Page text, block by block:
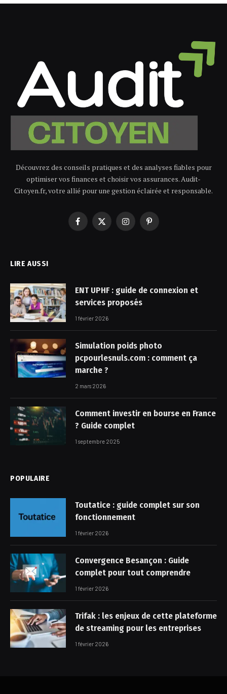
Découvrez des conseils pratiques et des analyses fiables pour
optimiser vos finances et choisir vos assurances. Audit-
Citoyen.fr, votre allié pour une gestion éclairée et responsable.
Facebook
X
InstagramPinterest
LIRE AUSSI
ENT UPHF : guide de connexion et
services proposés
1 février 2026
Simulation poids photo
pcpourlesnuls.com : comment ça
marche ?
2 mars 2026
Comment investir en bourse en France
? Guide complet
1 septembre 2025
POPULAIRE
Toutatice : guide complet sur son
fonctionnement
1 février 2026
Convergence Besançon : Guide
complet pour tout comprendre
1 février 2026
Trifak : les enjeux de cette plateforme
de streaming pour les entreprises
1 février 2026